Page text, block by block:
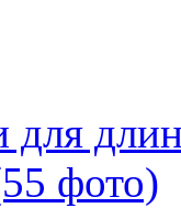
для
фото)